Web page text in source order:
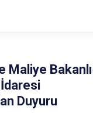
Maliye
Duyuru